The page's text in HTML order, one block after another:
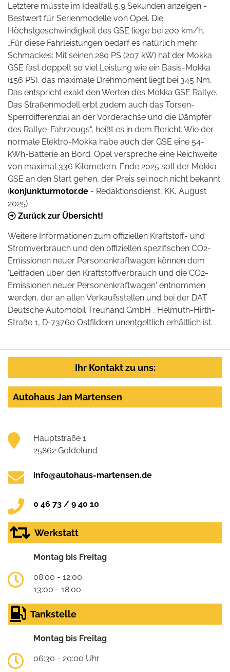
Letztere müsste im Idealfall 5,9 Sekunden anzeigen -
Bestwert für Serienmodelle von Opel. Die
Höchstgeschwindigkeit des GSE liege bei 200 km/h.
„Für diese Fahrleistungen bedarf es natürlich mehr
Schmackes: Mit seinen 280 PS (207 kW) hat der Mokka
GSE fast doppelt so viel Leistung wie ein Basis-Mokka
(156 PS), das maximale Drehmoment liegt bei 345 Nm.
Das entspricht exakt den Werten des Mokka GSE Rallye.
Das Straßenmodell erbt zudem auch das Torsen-
Sperrdifferenzial an der Vorderachse und die Dämpfer
des Rallye-Fahrzeugs“, heißt es in dem Bericht. Wie der
normale Elektro-Mokka habe auch der GSE eine 54-
kWh-Batterie an Bord. Opel verspreche eine Reichweite
von maximal 336 Kilometern. Ende 2025 soll der Mokka
GSE an den Start gehen, der Preis sei noch nicht bekannt.
(konjunkturmotor.de - Redaktionsdienst, KK, August
2025)
Zurück zur Übersicht!
Weitere Informationen zum offiziellen Kraftstoff- und
Stromverbrauch und den offiziellen spezifischen CO2-
Emissionen neuer Personenkraftwagen können dem
'Leitfaden über den Kraftstoffverbrauch und die CO2-
Emissionen neuer Personenkraftwagen' entnommen
werden, der an allen Verkaufsstellen und bei der DAT
Deutsche Automobil Treuhand GmbH , Helmuth-Hirth-
Straße 1, D-73760 Ostfildern unentgeltlich erhältlich ist.
Ihr Kontakt zu uns:
Autohaus Jan Martensen
Hauptstraße 1
25862 Goldelund
info@autohaus-martensen.de
0 46 73 / 9 40 10
Werkstatt
Montag bis Freitag
08:00 - 12:00
13:00 - 18:00
Tankstelle
Montag bis Freitag
06:30 - 20:00 Uhr